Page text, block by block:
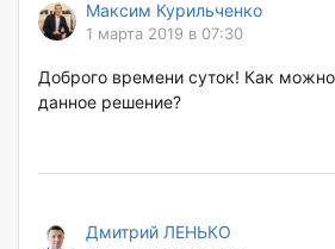
Максим Курильченко
1 марта 2019 в 07:30
Доброго времени суток! Как можно
данное решение?
Дмитрий ЛЕНЬКО